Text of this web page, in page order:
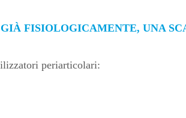
FISIOLOGICA­MENTE, UNA
periarticolari: